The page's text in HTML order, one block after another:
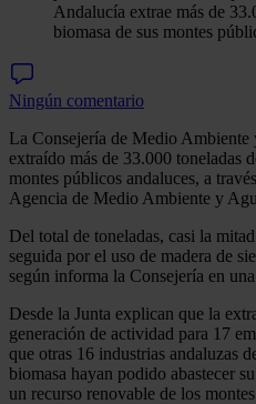
Andalucía extrae más de
biomasa de sus montes
Ningún comentario
La Consejería de Medio
extraído más de 33.000 toneladas
montes públicos andaluces, a
Agencia de Medio Ambiente y
Del total de toneladas, casi la
seguida por el uso de madera de
según informa la Consejería en
Desde la Junta explican que la
generación de actividad para 17
que otras 16 industrias andaluzas
biomasa hayan podido abastecer
un recurso renovable de los